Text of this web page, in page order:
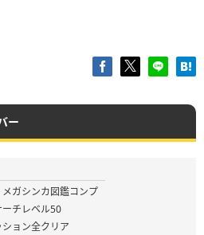
ー
ガシンカ図鑑コンプ
チレベル50
ョン全クリア